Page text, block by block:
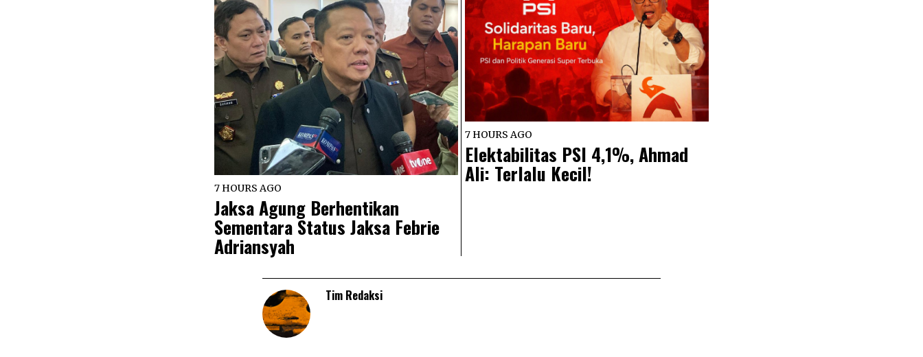
7 HOURS AGO
Jaksa Agung Berhentikan
Sementara Status Jaksa Febrie
Adriansyah
7 HOURS AGO
Elektabilitas PSI 4,1%, Ahmad
Ali: Terlalu Kecil!
Tim Redaksi